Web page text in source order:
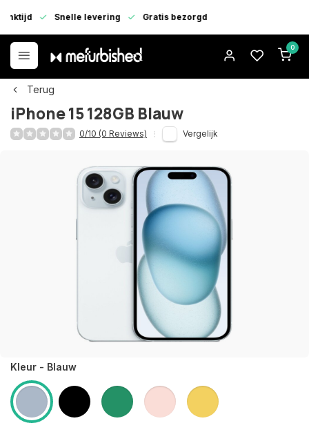
Snelle levering Gratis bezorgd
0
Terug
iPhone 15 128GB Blauw
0/10 (0 Reviews) Vergelijk
Kleur - Blauw